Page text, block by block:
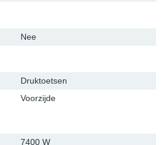
Nee
Druktoetsen
Voorzijde
7400 W